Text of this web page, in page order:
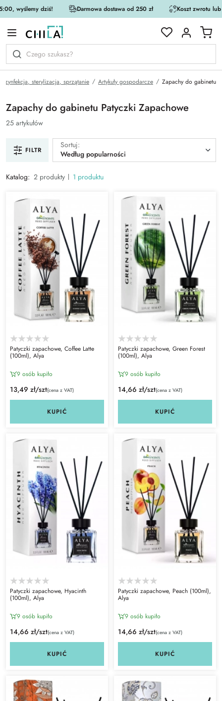
wyślemy dziś! Darmowa dostawa od 250 zł Koszt zwrotu
sterylizacja, sprzątanie Artykuły gospodarcze Zapachy do gabinetu
Zapachy do gabinetu Patyczki Zapachowe
25 artykułów
FILTR
Sortuj:
Według popularności
Katalog: 2 produkty 1 produktu
Patyczki zapachowe, Coffee Latte
(100ml), Alya
9 osób kupiło
13,49 zł/szt(cena z VAT)
KUPIĆ
Patyczki zapachowe, Green Forest
(100ml), Alya
9 osób kupiło
14,66 zł/szt(cena z VAT)
KUPIĆ
Patyczki zapachowe, Hyacinth
(100ml), Alya
9 osób kupiło
14,66 zł/szt(cena z VAT)
KUPIĆ
Patyczki zapachowe, Peach (100ml),
Alya
9 osób kupiło
14,66 zł/szt(cena z VAT)
KUPIĆ